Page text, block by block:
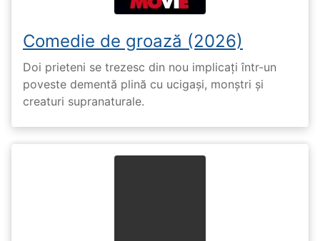
Comedie de groază (2026)
Doi prieteni se trezesc din nou implicați într-un
poveste dementă plină cu ucigași, monștri și
creaturi supranaturale.